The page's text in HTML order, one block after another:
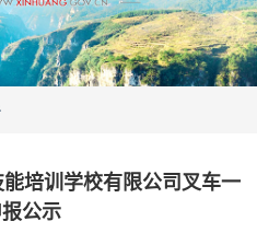
培训学校有限公司叉车一
公示